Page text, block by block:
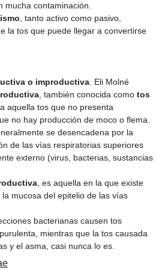
mucha contaminación.
, tanto activo como pasivo,
la tos que puede llegar a convertirse
o improductiva . Eli Molné
, también conocida como tos
aquella tos que no presenta
no hay producción de moco o flema.
se desencadena por la
de las vías respiratorias superiores
externo (virus, bacterias, sustancias
, es aquella en la que existe
mucosa del epitelio de las vías
bacterianas causen tos
mientras que la tos causada
y el asma, casi nunca lo es.